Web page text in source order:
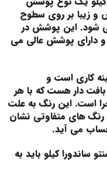
و زیبا بر روی سطوح
شود. این پوشش در
دارای پوشش عالی می
کاری است و
بافت دار هست که با هر
است. این رنگ به علت
رنگ های متفاوتی نشان
می آید.
ساندورا کیلو باید به